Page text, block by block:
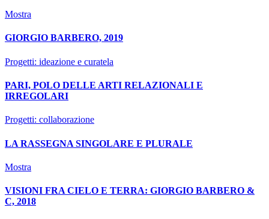
Mostra
GIORGIO BARBERO, 2019
Progetti: ideazione e curatela
PARI, POLO DELLE ARTI RELAZIONALI E
IRREGOLARI
Progetti: collaborazione
LA RASSEGNA SINGOLARE E PLURALE
Mostra
VISIONI FRA CIELO E TERRA: GIORGIO BARBERO &
C, 2018